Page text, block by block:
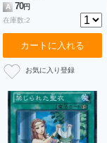
A
70円
在庫数:2
カートに入れる